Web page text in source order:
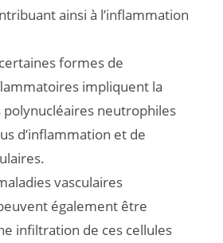
ainsi à l’inflammation
formes de
impliquent la
neutrophiles
d’inflammation et de
vasculaires
également être
infiltration de ces cellules